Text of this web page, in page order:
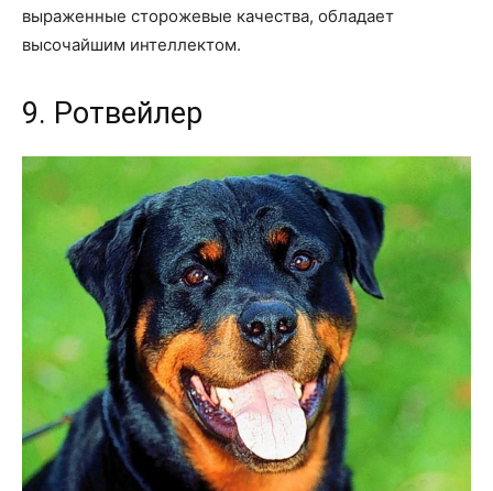
выраженные сторожевые качества, обладает
высочайшим интеллектом.
9. Ротвейлер